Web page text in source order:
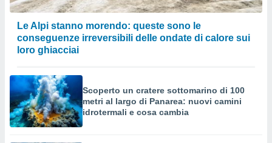
Le Alpi stanno morendo: queste sono le
conseguenze irreversibili delle ondate di calore sui
loro ghiacciai
Scoperto un cratere sottomarino di 100
metri al largo di Panarea: nuovi camini
idrotermali e cosa cambia